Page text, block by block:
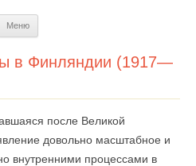
Меню
в Финляндии (1917—
после Великой
довольно масштабное и
внутренними процессами в